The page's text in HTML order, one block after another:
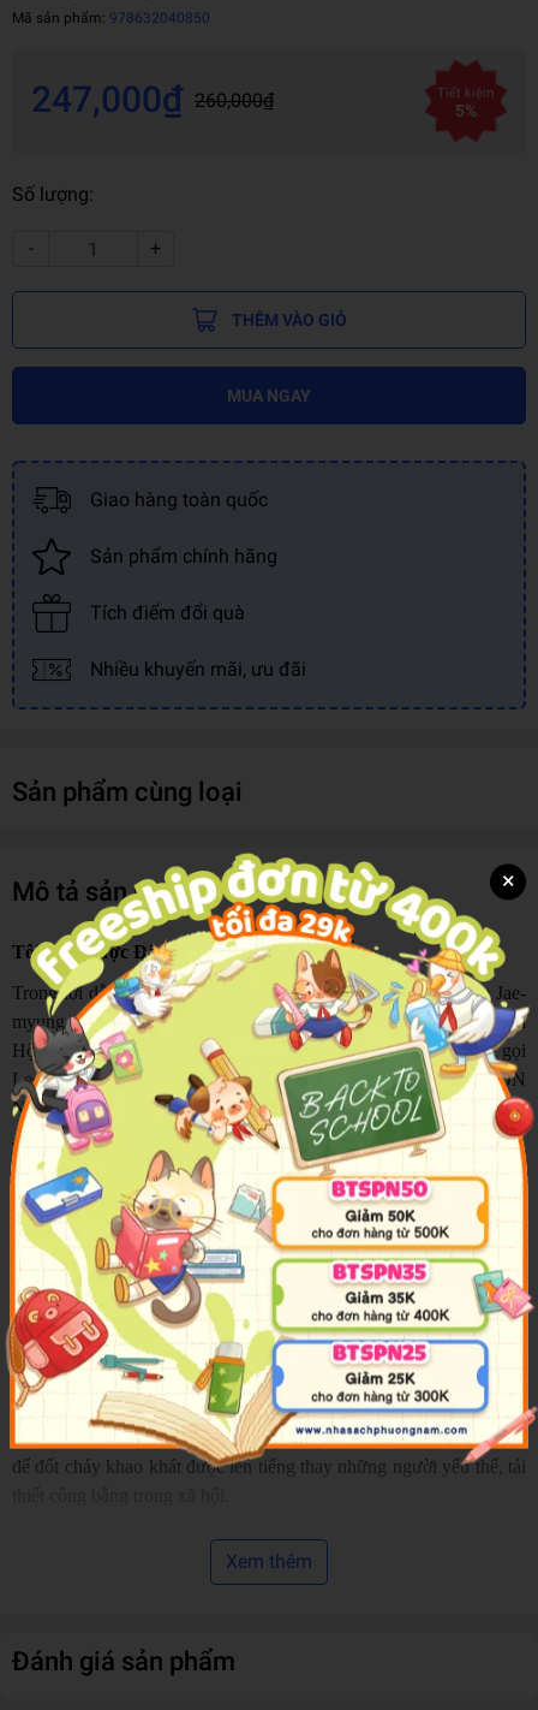
Mã sản phẩm: 978632040850
247,000₫ 260,000₫ Tiết kiệm
5%
Số lượng:
- +
THÊM VÀO GIỎ
MUA NGAY
Giao hàng toàn quốc
Sản phẩm chính hãng
Tích điểm đổi quà
Nhiều khuyến mãi, ưu đãi
Sản phẩm cùng loại
Mô tả sản phẩm
Tôi Đến Được Đây Là Nhờ Có Ước Mơ Ấy
Trong lời dẫn cuốn Tự truyện của Tổng thống Hàn Quốc Lee Jae-
myung - “Tôi đến được đây là nhờ giấc mơ ấy”, nhà thơ - chủ tịch
Hội Nhà văn Nguyễn Quang Thiều đã nhấn mạnh: “Tôi không gọi
Lee Jae-myung là một tổng thống. Tôi gọi ông là một CON
NGƯỜI với chữ in hoa”.
Trước khi trở thành Tổng thống Đại Hàn Dân Quốc, Lee Jae-
myung từng là cậu bé Lee xuất thân nghèo khó. Đến từ vùng quê
xa xôi của tỉnh Gyeongsangbuk, cậu bé Lee hiểu tình cảnh của gia
đình từ sớm, cái đói giằng xé từng miệng ăn, con đường đến trường
cũng không bằng phẳng như các bạn học khác, Lee Jae-myung dần
thu hẹp mình và chịu đựng bền bỉ suốt nhiều năm tháng. Cho tới
những năm 13 tuổi, Lee Jae-myung phải đi làm công theo ngày tại
các khu công nghiệp, nhà máy với môi trường làm việc tồi tệ và
bóc lột sức lao động. Những ngày tháng nghiệt ngã ấy được ghi
chép trung thực trong cuốn tự truyện, Lee Jae-myung không mặc
cảm về quá khứ mà thẳng thắn trần thuật và coi đó như “nhiên liệu”
để đốt cháy khao khát được lên tiếng thay những người yếu thế, tái
Tổng thống Lee Jae-myung đề từ trong cuốn tự truyện như sau:
“Mình đã nghĩa rất nhiều về việc phải trở thành một người sống tử
Thật vậy, quyết tâm dứt mình khỏi cái nghèo đeo bám nhiều năm,
cậu bé Lee phải chắt chiu từng giờ làm việc tại nhà máy để ôn thi
Xem thêm
Đánh giá sản phẩm
×